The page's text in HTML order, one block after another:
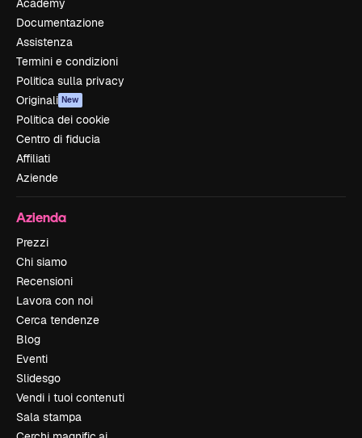
Academy
Documentazione
Assistenza
Termini e condizioni
Politica sulla privacy
Originali New
Politica dei cookie
Centro di fiducia
Affiliati
Aziende
Azienda
Prezzi
Chi siamo
Recensioni
Lavora con noi
Cerca tendenze
Blog
Eventi
Slidesgo
Vendi i tuoi contenuti
Sala stampa